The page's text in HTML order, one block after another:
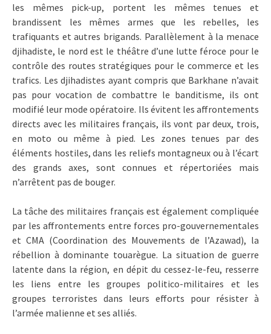
les mêmes pick-up, portent les mêmes tenues et
brandissent les mêmes armes que les rebelles, les
trafiquants et autres brigands. Parallèlement à la menace
djihadiste, le nord est le théâtre d’une lutte féroce pour le
contrôle des routes stratégiques pour le commerce et les
trafics. Les djihadistes ayant compris que Barkhane n’avait
pas pour vocation de combattre le banditisme, ils ont
modifié leur mode opératoire. Ils évitent les affrontements
directs avec les militaires français, ils vont par deux, trois,
en moto ou même à pied. Les zones tenues par des
éléments hostiles, dans les reliefs montagneux ou à l’écart
des grands axes, sont connues et répertoriées mais
n’arrêtent pas de bouger.
La tâche des militaires français est également compliquée
par les affrontements entre forces pro-gouvernementales
et CMA (Coordination des Mouvements de l’Azawad), la
rébellion à dominante touarègue. La situation de guerre
latente dans la région, en dépit du cessez-le-feu, resserre
les liens entre les groupes politico-militaires et les
groupes terroristes dans leurs efforts pour résister à
l’armée malienne et ses alliés.